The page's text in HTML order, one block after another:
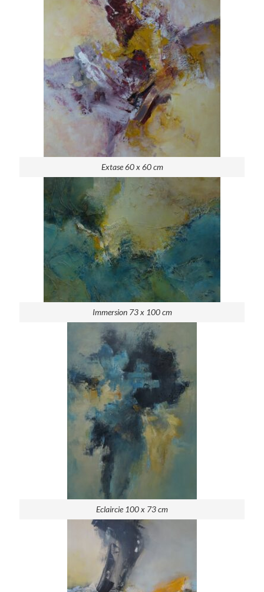
Extase 60 x 60 cm
Immersion 73 x 100 cm
Eclaircie 100 x 73 cm